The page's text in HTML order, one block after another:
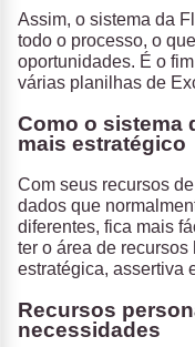
Assim, o sistema da
todo o processo, o
oportunidades. É o
várias planilhas de
Como o sistema
mais estratégico
Com seus recursos
dados que
diferentes, fica mais
ter o área de
estratégica, assertiva
Recursos
necessidades